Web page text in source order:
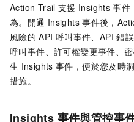
Action Trail 支援 Insights 事件
為。開通 Insights 事件後，
風險的 API 呼叫事件、API 錯
呼叫事件、許可權變更事件、
生 Insights 事件，便於您及時
措施。
Insights 事件與管控事